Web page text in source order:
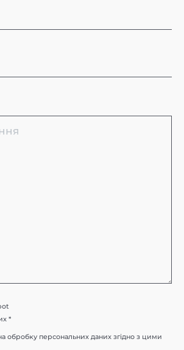
*
обробку персональних даних згідно з цими